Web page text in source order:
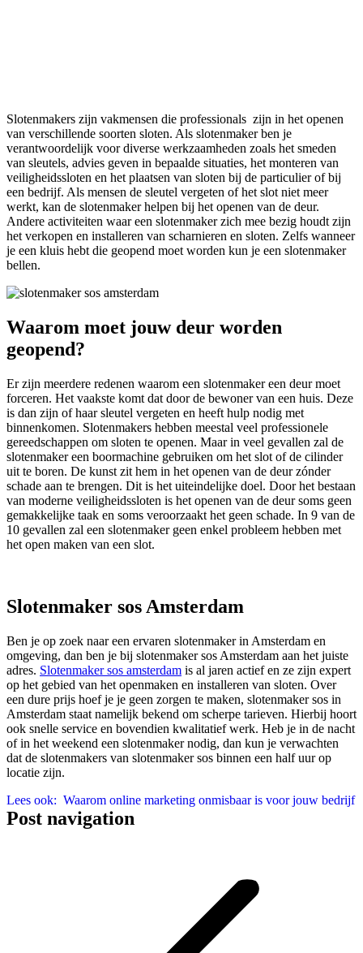
Slotenmakers zijn vakmensen die professionals zijn in het openen
van verschillende soorten sloten. Als slotenmaker ben je
verantwoordelijk voor diverse werkzaamheden zoals het smeden
van sleutels, advies geven in bepaalde situaties, het monteren van
veiligheidssloten en het plaatsen van sloten bij de particulier of bij
een bedrijf. Als mensen de sleutel vergeten of het slot niet meer
werkt, kan de slotenmaker helpen bij het openen van de deur.
Andere activiteiten waar een slotenmaker zich mee bezig houdt zijn
het verkopen en installeren van scharnieren en sloten. Zelfs wanneer
je een kluis hebt die geopend moet worden kun je een slotenmaker
bellen.
Waarom moet jouw deur worden
geopend?
Er zijn meerdere redenen waarom een slotenmaker een deur moet
forceren. Het vaakste komt dat door de bewoner van een huis. Deze
is dan zijn of haar sleutel vergeten en heeft hulp nodig met
binnenkomen. Slotenmakers hebben meestal veel professionele
gereedschappen om sloten te openen. Maar in veel gevallen zal de
slotenmaker een boormachine gebruiken om het slot of de cilinder
uit te boren. De kunst zit hem in het openen van de deur zónder
schade aan te brengen. Dit is het uiteindelijke doel. Door het bestaan
​​van moderne veiligheidssloten is het openen van de deur soms geen
gemakkelijke taak en soms veroorzaakt het geen schade. In 9 van de
10 gevallen zal een slotenmaker geen enkel probleem hebben met
het open maken van een slot.
Slotenmaker sos Amsterdam
Ben je op zoek naar een ervaren slotenmaker in Amsterdam en
omgeving, dan ben je bij slotenmaker sos Amsterdam aan het juiste
adres. Slotenmaker sos amsterdam is al jaren actief en ze zijn expert
op het gebied van het openmaken en installeren van sloten. Over
een dure prijs hoef je je geen zorgen te maken, slotenmaker sos in
Amsterdam staat namelijk bekend om scherpe tarieven. Hierbij hoort
ook snelle service en bovendien kwalitatief werk. Heb je in de nacht
of in het weekend een slotenmaker nodig, dan kun je verwachten
dat de slotenmakers van slotenmaker sos binnen een half uur op
locatie zijn.
Lees ook: Waarom online marketing onmisbaar is voor jouw bedrijf
Post navigation